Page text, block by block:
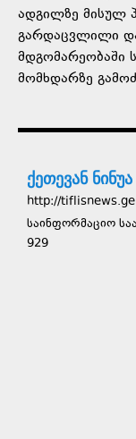
ადგილზე მისულ
გარდაცვლილი
მდგომარეობაში
მომხდარზე
ქეთევან ნინუა
http://tiflisnews.ge
საინფორმაციო
929